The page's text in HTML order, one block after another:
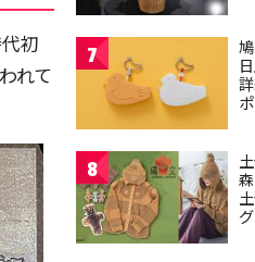
初
れて
7
8